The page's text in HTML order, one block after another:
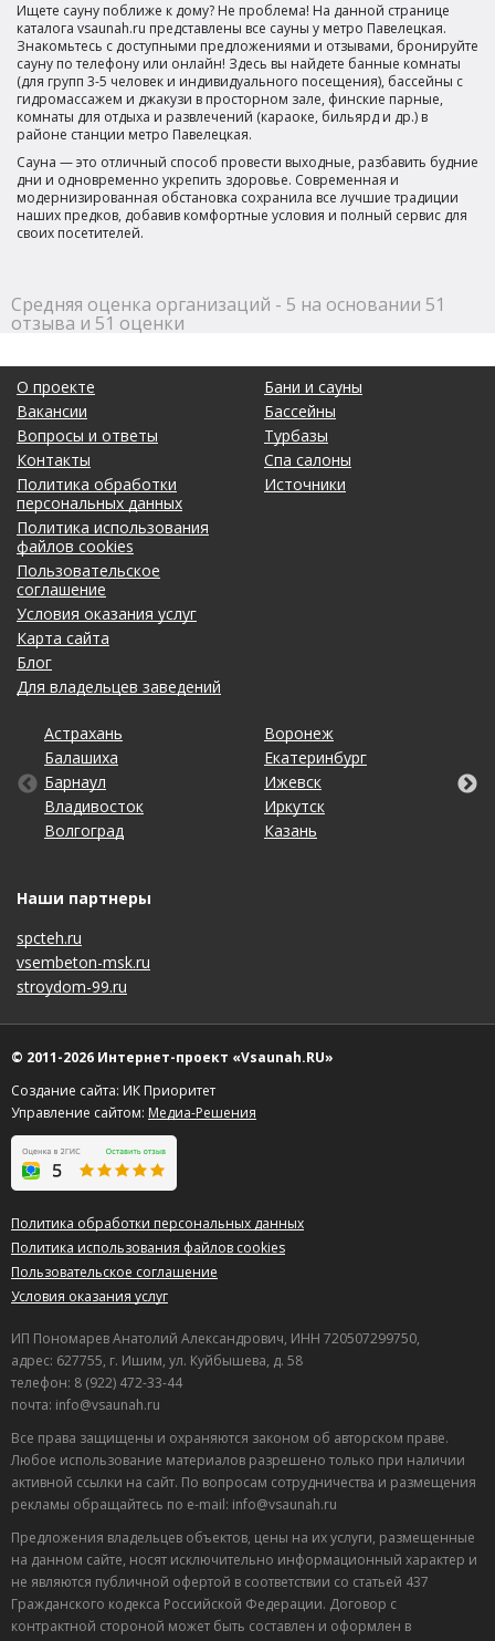
Ищете сауну поближе к дому? Не проблема! На данной странице
каталога vsaunah.ru представлены все сауны у метро Павелецкая.
Знакомьтесь с доступными предложениями и отзывами, бронируйте
сауну по телефону или онлайн! Здесь вы найдете банные комнаты
(для групп 3-5 человек и индивидуального посещения), бассейны с
гидромассажем и джакузи в просторном зале, финские парные,
комнаты для отдыха и развлечений (караоке, бильярд и др.) в
районе станции метро Павелецкая.
Сауна — это отличный способ провести выходные, разбавить будние
дни и одновременно укрепить здоровье. Современная и
модернизированная обстановка сохранила все лучшие традиции
наших предков, добавив комфортные условия и полный сервис для
своих посетителей.
Средняя оценка организаций - 5 на основании 51
отзыва и 51 оценки
О проекте
Вакансии
Вопросы и ответы
Контакты
Политика обработки
персональных данных
Политика использования
файлов cookies
Пользовательское
соглашение
Условия оказания услуг
Карта сайта
Блог
Для владельцев заведений
Бани и сауны
Бассейны
Турбазы
Спа салоны
Источники
Астрахань
Балашиха
Барнаул
Владивосток
Волгоград
Воронеж
Екатеринбург
Ижевск
Иркутск
Казань
Калининград
Кемерово
Киров
Краснодар
Красноярск
Липецк
Махачкала
Набережные Челны
Нижний Новгород
Новосибирск
Омск
Оренбург
Пенза
Пермь
Ростов-на-Дону
Рязань
Самара
Санкт-Петербург
Саратов
Ставрополь
Тольятти
Томск
Тула
Тюмень
Ульяновск
Уфа
Хабаровск
Чебоксары
Челябинск
Ярославль
Наши партнеры
spcteh.ru
vsembeton-msk.ru
stroydom-99.ru
© 2011-2026 Интернет-проект «Vsaunah.RU»
Создание сайта: ИК Приоритет
Управление сайтом: Медиа-Решения
Политика обработки персональных данных
Политика использования файлов cookies
Пользовательское соглашение
Условия оказания услуг
ИП Пономарев Анатолий Александрович, ИНН 720507299750,
адрес: 627755, г. Ишим, ул. Куйбышева, д. 58
телефон: 8 (922) 472-33-44
почта: info@vsaunah.ru
Все права защищены и охраняются законом об авторском праве.
Любое использование материалов разрешено только при наличии
активной ссылки на сайт. По вопросам сотрудничества и размещения
рекламы обращайтесь по e-mail: info@vsaunah.ru
Предложения владельцев объектов, цены на их услуги, размещенные
на данном сайте, носят исключительно информационный характер и
не являются публичной офертой в соответствии со статьей 437
Гражданского кодекса Российской Федерации. Договор с
контрактной стороной может быть составлен и оформлен в